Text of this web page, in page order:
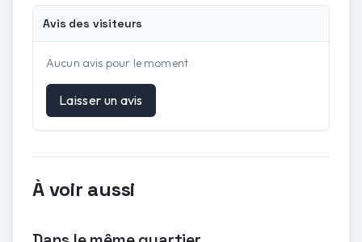
Avis des visiteurs
Aucun avis pour le moment
Laisser un avis
À voir aussi